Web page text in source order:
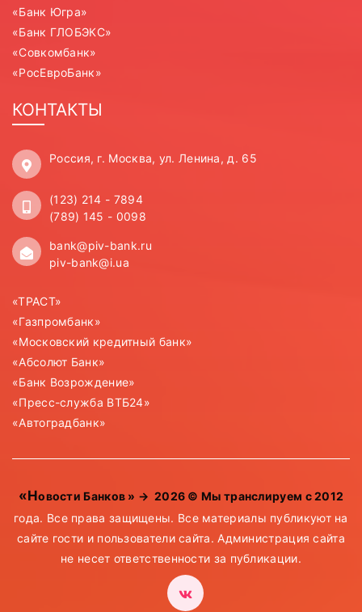
«Банк Югра»
«Банк ГЛОБЭКС»
«Совкомбанк»
«РосЕвроБанк»
КОНТАКТЫ
Россия, г. Москва, ул. Ленина, д. 65
(123) 214 - 7894
(789) 145 - 0098
bank@piv-bank.ru
piv-bank@i.ua
«ТРАСТ»
«Газпромбанк»
«Московский кредитный банк»
«Абсолют Банк»
«Банк Возрождение»
«Пресс-служба ВТБ24»
«Автоградбанк»
«Новости Банков » → 2026 © Мы транслируем с 2012
года. Все права защищены. Все материалы публикуют на
сайте гости и пользователи сайта. Администрация сайта
не несет ответственности за публикации.